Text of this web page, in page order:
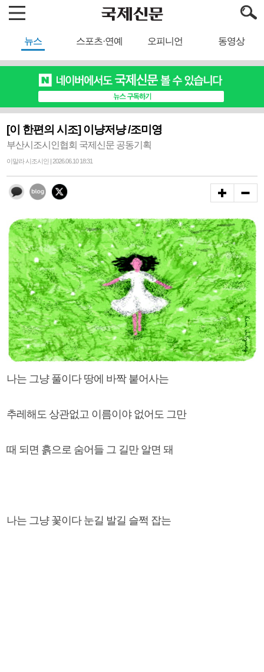
뉴스 스포츠·연예 오피니언 동영상
[이 한편의 시조] 이냥저냥 /조미영
부산시조시인협회 국제신문 공동기획
이말라 시조시인 | 2026.06.10 18:31
나는 그냥 풀이다 땅에 바짝 붙어사는
추레해도 상관없고 이름이야 없어도 그만
때 되면 흙으로 숨어들 그 길만 알면 돼
나는 그냥 꽃이다 눈길 발길 슬쩍 잡는